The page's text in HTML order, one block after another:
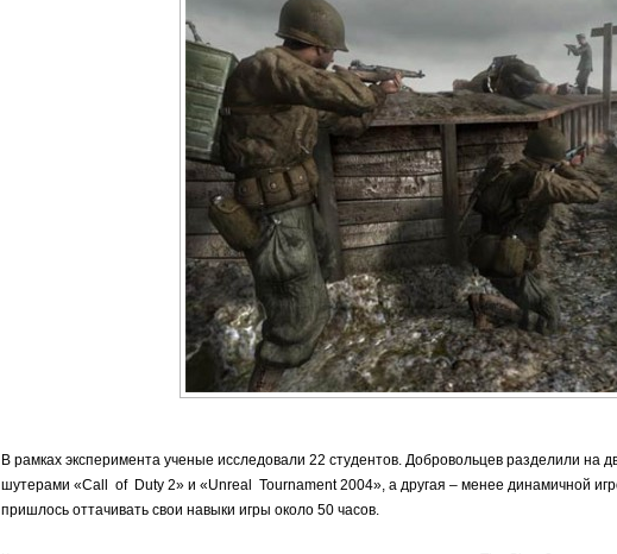
В рамках эксперимента ученые исследовали 22 студентов. Добровольцев разделили на
шутерами «Call of Duty 2» и «Unreal Tournament 2004», а другая – менее динамичной
пришлось оттачивать свои навыки игры около 50 часов.